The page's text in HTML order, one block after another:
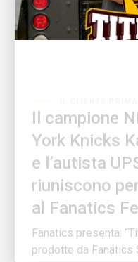
York Knicks
e l’autista
riuniscono
al Fanatics
Fanatics presenta:
prodotto da Fanatics